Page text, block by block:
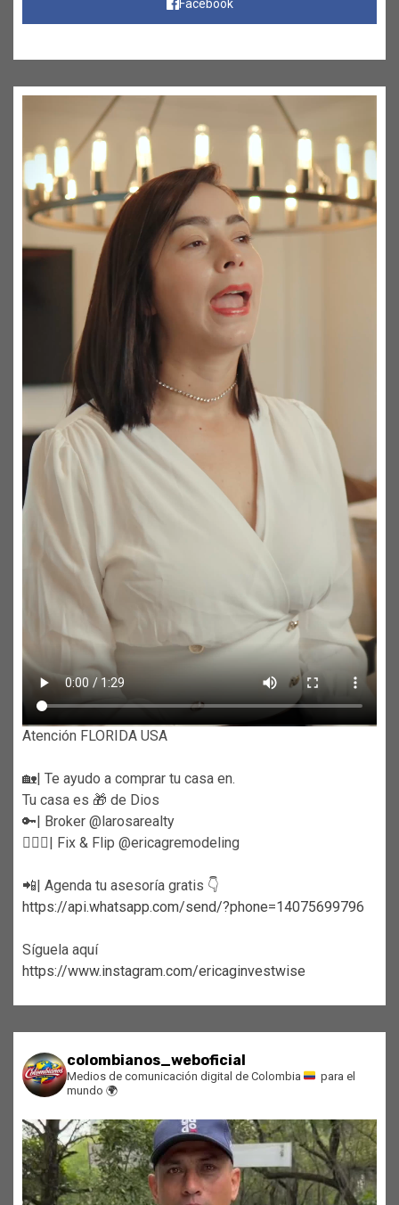
Facebook
Atención FLORIDA USA
🏡| Te ayudo a comprar tu casa en.
Tu casa es 🎁 de Dios
🔑| Broker @larosarealty
👷🏼‍♀️| Fix & Flip @ericagremodeling
📲| Agenda tu asesoría gratis 👇
https://api.whatsapp.com/send/?phone=14075699796
Síguela aquí
https://www.instagram.com/ericaginvestwise
colombianos_weboficial
Medios de comunicación digital de Colombia
para el
mundo 🌍